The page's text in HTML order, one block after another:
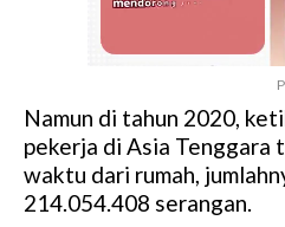
Namun di tahun 2020,
pekerja di Asia Tenggara
waktu dari rumah,
214.054.408 serangan.